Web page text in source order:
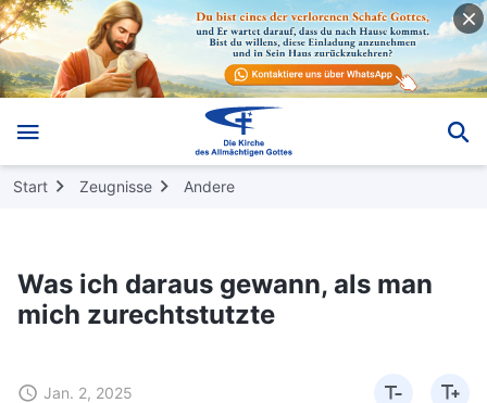
Start Zeugnisse Andere
Was ich daraus gewann, als man
mich zurechtstutzte
Jan. 2, 2025